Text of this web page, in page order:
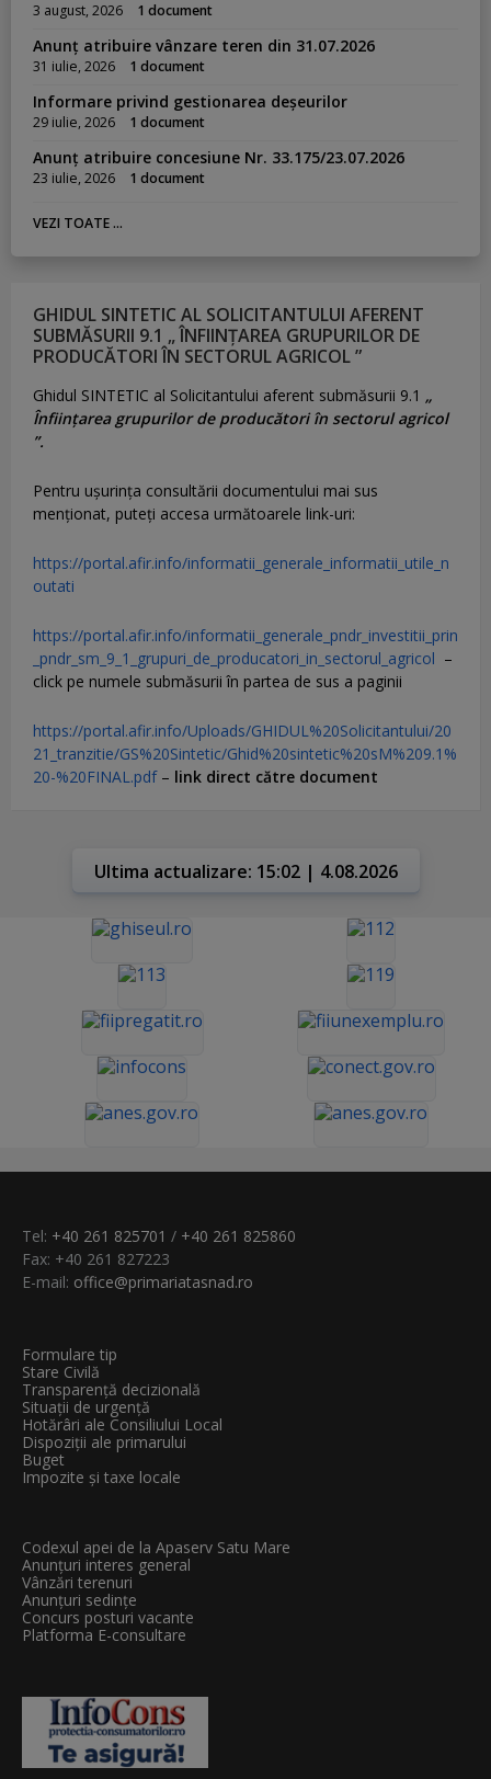
3 august, 2026 1 document
Anunț atribuire vânzare teren din 31.07.2026
31 iulie, 2026 1 document
Informare privind gestionarea deșeurilor
29 iulie, 2026 1 document
Anunț atribuire concesiune Nr. 33.175/23.07.2026
23 iulie, 2026 1 document
VEZI TOATE ...
GHIDUL SINTETIC AL SOLICITANTULUI AFERENT
SUBMĂSURII 9.1 „ ÎNFIINȚAREA GRUPURILOR DE
PRODUCĂTORI ÎN SECTORUL AGRICOL ”
Ghidul SINTETIC al Solicitantului aferent submăsurii 9.1 „
Înființarea grupurilor de producători în sectorul agricol
”.
Pentru uşurinţa consultării documentului mai sus
menţionat, puteţi accesa următoarele link-uri:
https://portal.afir.info/informatii_generale_informatii_utile_n
outati
https://portal.afir.info/informatii_generale_pndr_investitii_prin
_pndr_sm_9_1_grupuri_de_producatori_in_sectorul_agricol –
click pe numele submăsurii în partea de sus a paginii
https://portal.afir.info/Uploads/GHIDUL%20Solicitantului/20
21_tranzitie/GS%20Sintetic/Ghid%20sintetic%20sM%209.1%
20-%20FINAL.pdf– link direct către document
Ultima actualizare: 15:02 | 4.08.2026
Tel: +40 261 825701 / +40 261 825860
Fax: +40 261 827223
E-mail: office@primariatasnad.ro
Formulare tip
Stare Civilă
Transparenţă decizională
Situații de urgență
Hotărâri ale Consiliului Local
Dispoziții ale primarului
Buget
Impozite și taxe locale
Codexul apei de la Apaserv Satu Mare
Anunțuri interes general
Vânzări terenuri
Anunțuri sedințe
Concurs posturi vacante
Platforma E-consultare